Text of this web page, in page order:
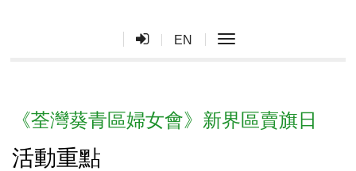
EN toggle navigation
《荃灣葵青區婦女會》新界區賣旗日
活動重點